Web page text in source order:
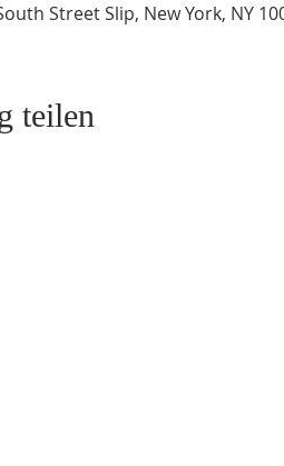
Street Slip, New York, NY
teilen